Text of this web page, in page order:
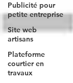
Publicité pour
petite entreprise
Site web
artisans
Plateforme
courtier en
travaux